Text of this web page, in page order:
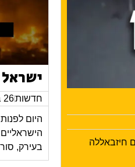
חיזבאללה
חדשות26 באוקטובר 2024
בעירק,